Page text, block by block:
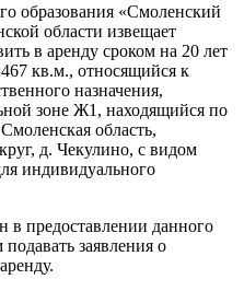
образования «Смоленский
области извещает
в аренду сроком на 20 лет
кв.м., относящийся к
назначения,
зоне Ж1, находящийся по
область,
д. Чекулино, с видом
индивидуального
в предоставлении данного
заявления о